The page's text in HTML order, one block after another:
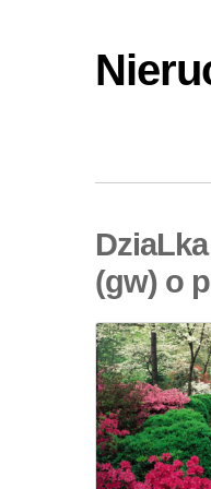
(gw) o